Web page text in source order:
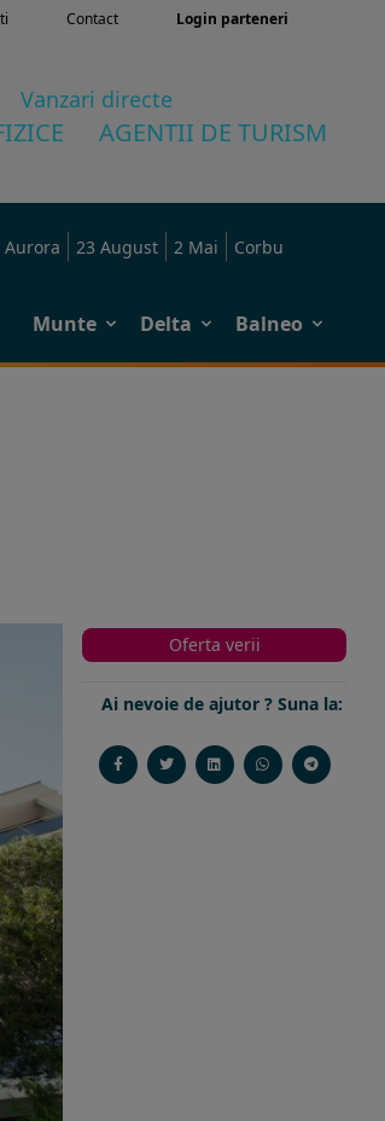
Contact Login parteneri
Vanzari directe
AGENTII DE TURISM
Aurora 23 August 2 Mai
Corbu
Munte Delta Balneo
Oferta verii
Ai nevoie de ajutor ? Suna la: